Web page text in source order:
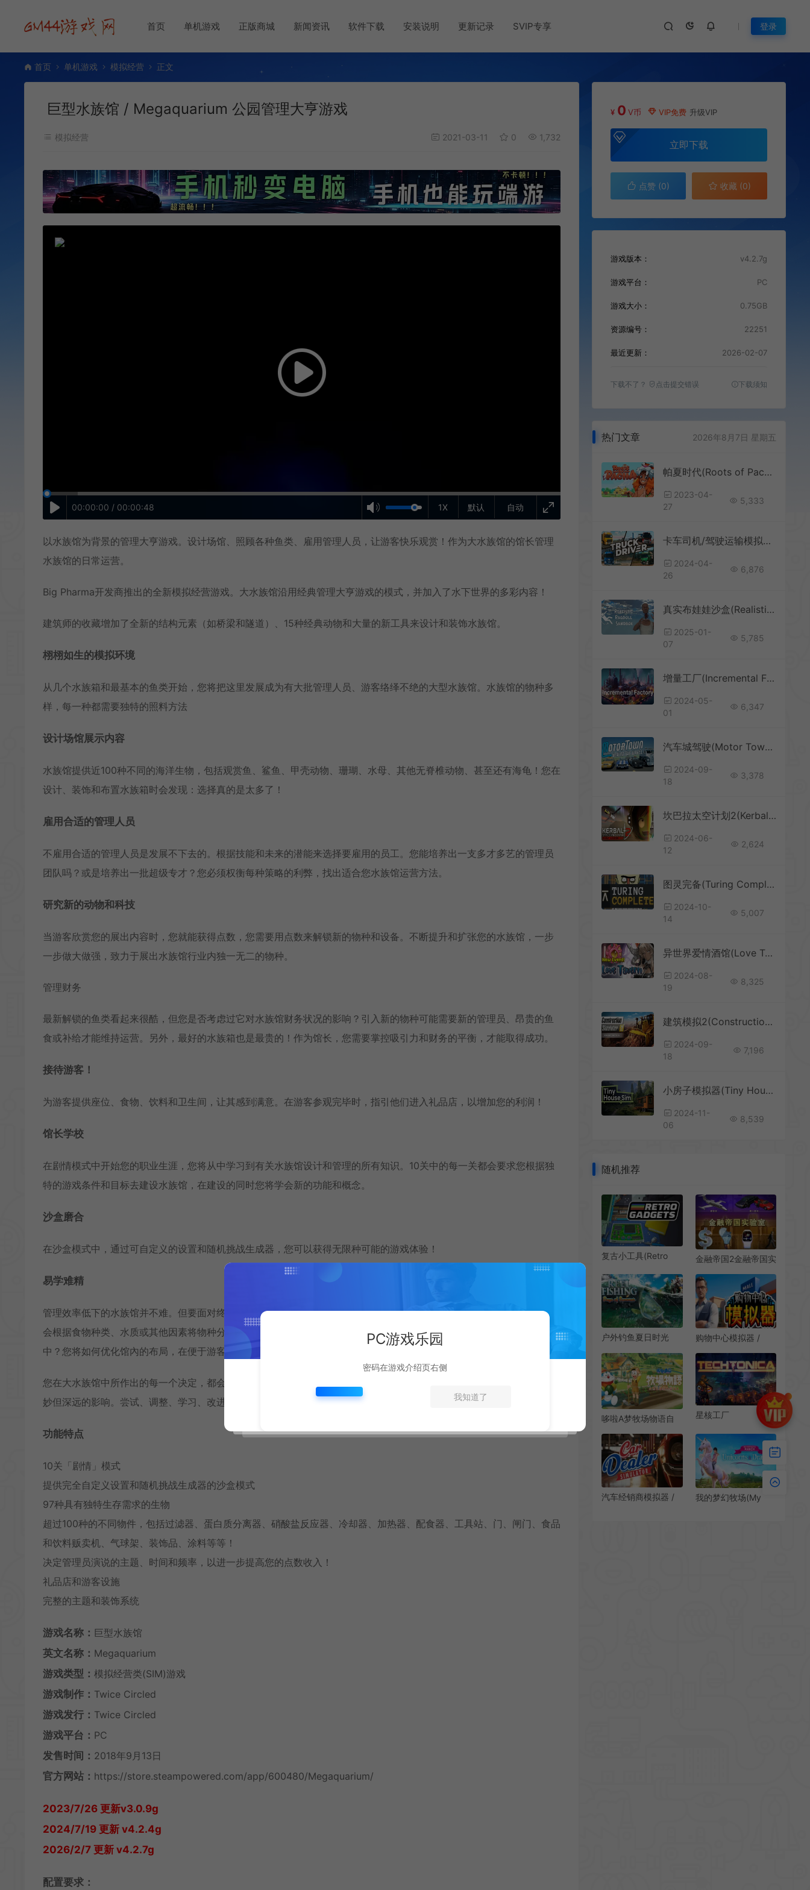
首页 单机游戏 正版商城 新闻资讯 软件下载 安装说明 更新记录 SVIP专享 登录
首页 单机游戏 模拟经营 正文
巨型水族馆 / Megaquarium 公园管理大亨游戏
模拟经营 2021-03-11 0 1,732
自动
1X 默认
00:00:00 / 00:00:48
以水族馆为背景的管理大亨游戏。设计场馆、照顾各种鱼类、雇用管理人员，让游客快乐观赏！作为大水族馆的馆长管理
水族馆的日常运营。
Big Pharma开发商推出的全新模拟经营游戏。大水族馆沿用经典管理大亨游戏的模式，并加入了水下世界的多彩内容！
建筑师的收藏增加了全新的结构元素（如桥梁和隧道）、15种经典动物和大量的新工具来设计和装饰水族馆。
栩栩如生的模拟环境
从几个水族箱和最基本的鱼类开始，您将把这里发展成为有大批管理人员、游客络绎不绝的大型水族馆。水族馆的物种多
样，每一种都需要独特的照料方法
设计场馆展示内容
水族馆提供近100种不同的海洋生物，包括观赏鱼、鲨鱼、甲壳动物、珊瑚、水母、其他无脊椎动物、甚至还有海龟！您在
设计、装饰和布置水族箱时会发现：选择真的是太多了！
雇用合适的管理人员
不雇用合适的管理人员是发展不下去的。根据技能和未来的潜能来选择要雇用的员工。您能培养出一支多才多艺的管理员
团队吗？或是培养出一批超级专才？您必须权衡每种策略的利弊，找出适合您水族馆运营方法。
研究新的动物和科技
当游客欣赏您的展出内容时，您就能获得点数，您需要用点数来解锁新的物种和设备。不断提升和扩张您的水族馆，一步
一步做大做强，致力于展出水族馆行业内独一无二的物种。
管理财务
最新解锁的鱼类看起来很酷，但您是否考虑过它对水族馆财务状况的影响？引入新的物种可能需要新的管理员、昂贵的鱼
食或补给才能维持运营。另外，最好的水族箱也是最贵的！作为馆长，您需要掌控吸引力和财务的平衡，才能取得成功。
接待游客！
为游客提供座位、食物、饮料和卫生间，让其感到满意。在游客参观完毕时，指引他们进入礼品店，以增加您的利润！
馆长学校
在剧情模式中开始您的职业生涯，您将从中学习到有关水族馆设计和管理的所有知识。10关中的每一关都会要求您根据独
特的游戏条件和目标去建设水族馆，在建设的同时您将学会新的功能和概念。
沙盒磨合
在沙盒模式中，通过可自定义的设置和随机挑战生成器，您可以获得无限种可能的游戏体验！
易学难精
管理效率低下的水族馆并不难。但要面对终极挑战从而真正成功运营，您需要有非线性思维的能力和关注细节的习惯。您
会根据食物种类、水质或其他因素将物种分组吗？您是否会使用泵将设备集中放在一个位置，还是将它们分散到不同区域
中？您将如何优化馆內的布局，在便于游客观赏的同时，也方便管理人员的维护？
您在大水族馆中所作出的每一个决定，都会产生影响。您选择的物种、过滤器、水族箱、管理员和场馆布置，都会造成微
妙但深远的影响。尝试、调整、学习、改进，最重要的是，玩得开心！
功能特点
10关「剧情」模式
提供完全自定义设置和随机挑战生成器的沙盒模式
97种具有独特生存需求的生物
超过100种的不同物件，包括过滤器、蛋白质分离器、硝酸盐反应器、冷却器、加热器、配食器、工具站、门、闸门、食品
和饮料贩卖机、气球架、装饰品、涂料等等！
决定管理员演说的主题、时间和频率，以进一步提高您的点数收入！
礼品店和游客设施
完整的主题和装饰系统
游戏名称： 巨型水族馆
英文名称： Megaquarium
游戏类型： 模拟经营类(SIM)游戏
游戏制作： Twice Circled
游戏发行： Twice Circled
游戏平台： PC
发售时间： 2018年9月13日
官方网站： https://store.steampowered.com/app/600480/Megaquarium/
2023/7/26 更新v3.0.9g
2024/7/19 更新 v4.2.4g
2026/2/7 更新 v4.2.7g
配置要求：
¥ 0 V币 VIP免费 升级VIP
立即下载
点赞 (0) 收藏 (0)
游戏版本： v4.2.7g
游戏平台： PC
游戏大小： 0.75GB
资源编号： 22251
最近更新： 2026-02-07
下载不了？ 点击提交错误 下载须知
热门文章 2026年8月7日 星期五
帕夏时代(Roots of Pacha)像素风模拟经营游戏|下载
2023-04-
27
5,333
卡车司机/驾驶运输模拟经营游戏 Truck Driver 下载
2024-04-
26
6,876
真实布娃娃沙盒(Realistic Ragdoll Sandbox)物理沙盒模拟游戏|下载
2025-01-
07
5,785
增量工厂(Incremental Factory)简中|PC|SIM|点击式自动化工业模拟游戏
2024-05-
01
6,347
汽车城驾驶(Motor Town: Behind The Wheel)简中|PC|SIM|开放世界驾驶模拟游戏
2024-09-
18
3,378
坎巴拉太空计划2(Kerbal Space Program 2)简中|PC|SIM|高自由沙盘航空航天模拟游戏
2024-06-
12
2,624
图灵完备(Turing Complete)简中|PC|SIM|硬核电路模拟游戏
2024-10-
14
5,007
异世界爱情酒馆(Love Tavern)简中|PC|SIM|卡通餐厅模拟经营游戏
2024-08-
19
8,325
建筑模拟2(Construction Simulator 2)简中|PC|SIM|驾驶建设模拟游戏
2024-09-
18
7,196
小房子模拟器(Tiny House Simulator)开放世界建筑游戏|单机|中文|模拟|免费下载
2024-11-
06
8,539
随机推荐
复古小工具(Retro
中|PC|SIM|装置创作
软件模拟游戏
金融帝国2金融帝国实
Lab)简中|PC|SIM|商
业策略模拟游戏
户外钓鱼夏日时光
of Summer)钓鱼模拟
游戏|单机|中文|SIM|
免费下载
购物中心模拟器 /
人称商业模拟游戏
哆啦A梦牧场物语自
(DORAEMON
STORY OF
SEASONS: Friends
of the Great
Kingdom)简
中|PC|SIM|DLC|牧场
星核工厂
中|PC|SIM|第一人称
工厂基建游戏
汽车经销商模拟器 /
我的梦幻牧场(My
PC游戏乐园
密码在游戏介绍页右侧
我知道了